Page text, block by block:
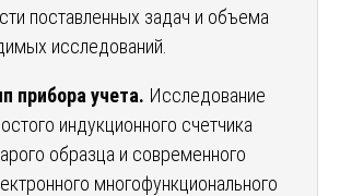
поставленных задач и объема
исследований.
прибора учета. Исследование
индукционного счетчика
образца и современного
многофункционального